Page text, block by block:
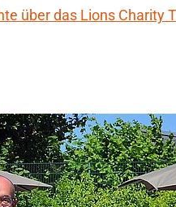
über das Lions Charity